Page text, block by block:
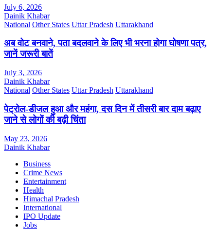
July 6, 2026
Dainik Khabar
National Other States Uttar Pradesh Uttarakhand
अब वोट बनवाने, पता बदलवाने के लिए भी भरना होगा घोषणा पत्र,
जानें जरूरी बातें
July 3, 2026
Dainik Khabar
National Other States Uttar Pradesh Uttarakhand
पेट्रोल-डीजल हुआ और महंगा, दस दिन में तीसरी बार दाम बढ़ाए
जाने से लोगों की बढ़ी चिंता
May 23, 2026
Dainik Khabar
Business
Crime News
Entertainment
Health
Himachal Pradesh
International
IPO Update
Jobs